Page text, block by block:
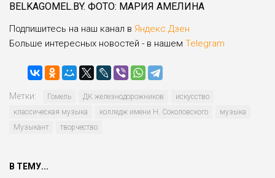
BELKAGOMEL.BY. ФОТО: МАРИЯ АМЕЛИНА
Подпишитесь на наш канал в Яндекс.Дзен
Больше интересных новостей - в нашем Telegram
Метки: Гомель ДК железнодорожников
искусство
классическая музыка
колледж имени Н. Соколовского
музыка
Музыкант
творчество
В ТЕМУ...